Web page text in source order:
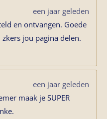
een jaar geleden
en ontvangen. Goede
jou pagina delen.
een jaar geleden
maak je SUPER